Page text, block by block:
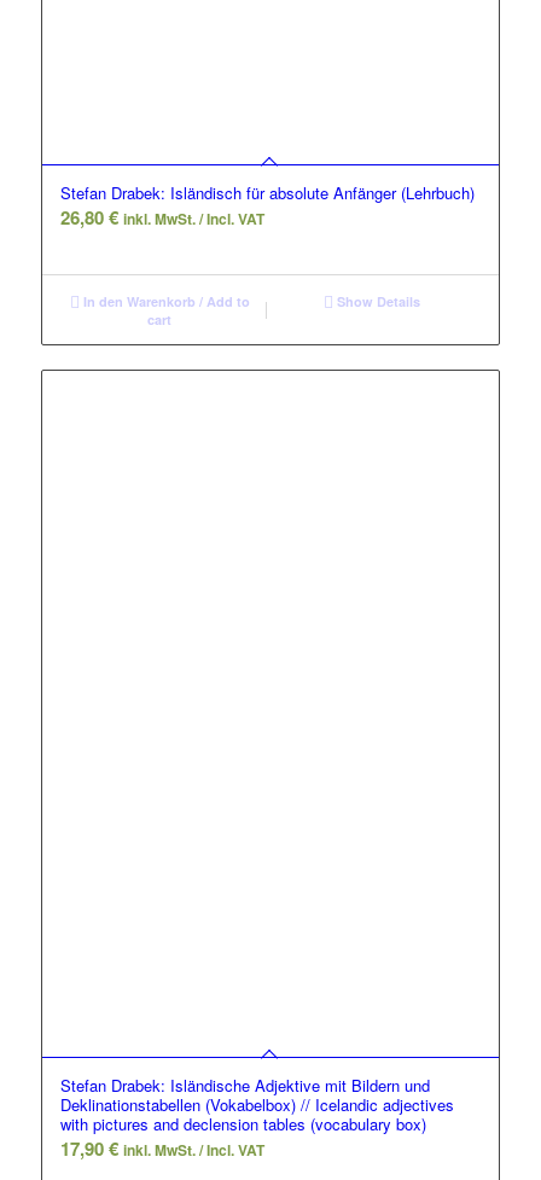
Stefan Drabek: Isländisch für absolute Anfänger (Lehrbuch)
26,80€ inkl. MwSt. / Incl. VAT
In den Warenkorb / Add to
cart
Show Details
Stefan Drabek: Isländische Adjektive mit Bildern und
Deklinationstabellen (Vokabelbox) // Icelandic adjectives
with pictures and declension tables (vocabulary box)
17,90€ inkl. MwSt. / Incl. VAT